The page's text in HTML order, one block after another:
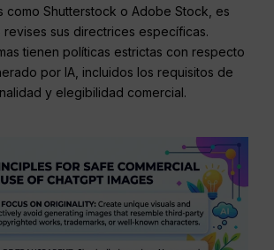
como Shutterstock o Adobe Stock, es
revises sus directrices específicas.
tienen políticas estrictas con respecto
por IA, incluidos los requisitos de
y elegibilidad comercial.